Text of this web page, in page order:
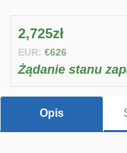
2,725zł
EUR: €626
Żądanie stanu
Opis